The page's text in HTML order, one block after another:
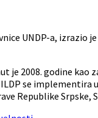
UNDP-a,
2008. godine kao
se implementira
Republike